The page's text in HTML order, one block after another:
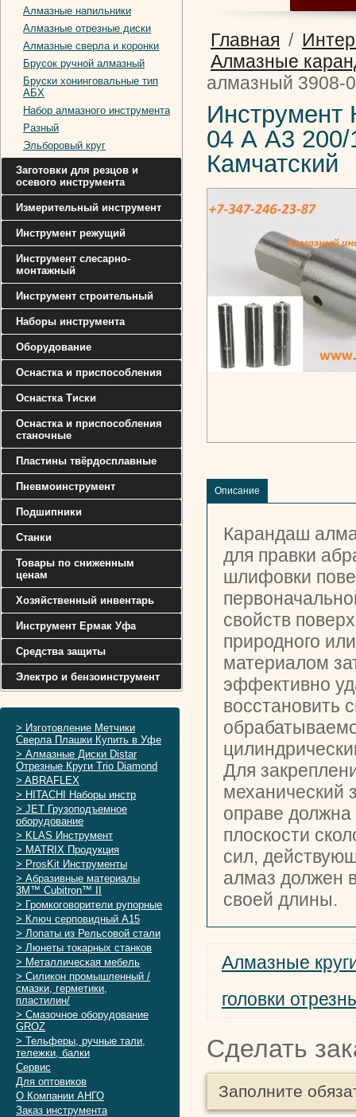
Алмазные напильники
Алмазные отрезные диски
Алмазные сверла и коронки
Брусок ручной алмазный
Бруски хонинговальные тип
АБХ
Набор алмазного инструмента
Разный
Эльборовый круг
Заготовки для резцов и
осевого инструмента
Измерительный инструмент
Инструмент режущий
Инструмент слесарно-
монтажный
Инструмент строительный
Наборы инструмента
Оборудование
Оснастка и приспособления
Оснастка Тиски
Оснастка и приспособления
станочные
Пластины твёрдосплавные
Пневмоинструмент
Подшипники
Станки
Товары по сниженным
ценам
Хозяйственный инвентарь
Инструмент Ермак Уфа
Средства защиты
Электро и бензоинструмент
> Изготовление Метчики
Сверла Плашки Купить в Уфе
> Алмазные Диски Distar
Отрезные Круги Trio Diamond
> ABRAFLEX
> HITACHI Наборы инстр
> JET Грузоподъемное
оборудование
> KLAS Инструмент
> MATRIX Продукция
> ProsKit Инструменты
> Абразивные материалы
3M™ Cubitron™ II
> Громкоговорители рупорные
> Ключ серповидный А15
> Лопаты из Рельсовой стали
> Люнеты токарных станков
> Металлическая мебель
> Силикон промышленный /
смазки, герметики,
пластилин/
> Смазочное оборудование
GROZ
> Тельферы, ручные тали,
тележки, балки
Сервис
Для оптовиков
О Компании АНГО
Заказ инструмента
Главная /
Алмазные
алмазный 3908-
Инструмент
04 А А3 200/
Камчатский
Описание
Карандаш
для правки
шлифовки
свойств
природного
материалом
эффективно
восстановить
Для
механический
оправе
плоскости
сил,
алмаз должен
своей длины.
Алмазные
головки
Сделать
Заполните